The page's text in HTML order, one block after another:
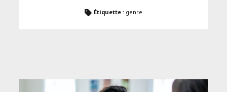
Étiquette : genre